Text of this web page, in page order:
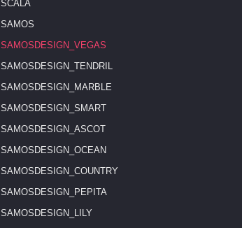
SCALA
SAMOS
SAMOSDESIGN_VEGAS
SAMOSDESIGN_TENDRIL
SAMOSDESIGN_MARBLE
SAMOSDESIGN_SMART
SAMOSDESIGN_ASCOT
SAMOSDESIGN_OCEAN
SAMOSDESIGN_COUNTRY
SAMOSDESIGN_PEPITA
SAMOSDESIGN_LILY